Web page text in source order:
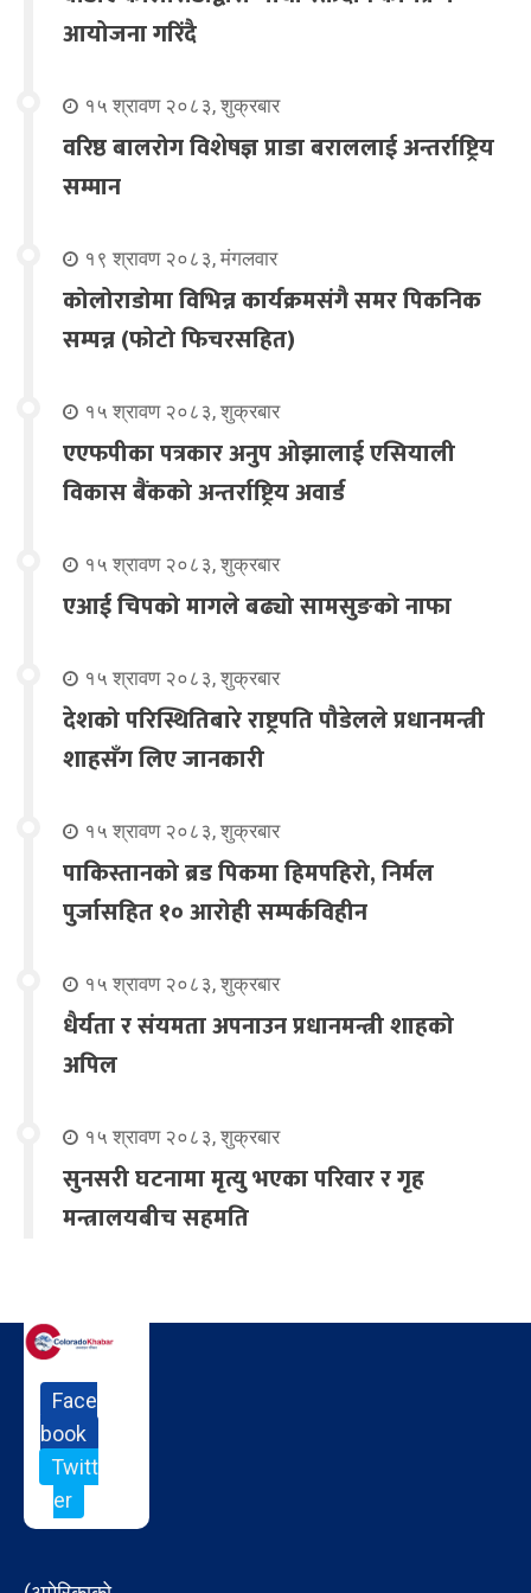
आयोजना गरिंदै
१५ श्रावण २०८३, शुक्रबार
वरिष्ठ बालरोग विशेषज्ञ प्राडा बराललाई अन्तर्राष्ट्रिय
सम्मान
१९ श्रावण २०८३, मंगलवार
कोलोराडोमा विभिन्न कार्यक्रमसंगै समर पिकनिक
सम्पन्न (फोटो फिचरसहित)
१५ श्रावण २०८३, शुक्रबार
एएफपीका पत्रकार अनुप ओझालाई एसियाली
विकास बैंकको अन्तर्राष्ट्रिय अवार्ड
१५ श्रावण २०८३, शुक्रबार
एआई चिपको मागले बढ्यो सामसुङको नाफा
१५ श्रावण २०८३, शुक्रबार
देशको परिस्थितिबारे राष्ट्रपति पौडेलले प्रधानमन्त्री
शाहसँग लिए जानकारी
१५ श्रावण २०८३, शुक्रबार
पाकिस्तानको ब्रड पिकमा हिमपहिरो, निर्मल
पुर्जासहित १० आरोही सम्पर्कविहीन
१५ श्रावण २०८३, शुक्रबार
धैर्यता र संयमता अपनाउन प्रधानमन्त्री शाहको
अपिल
१५ श्रावण २०८३, शुक्रबार
सुनसरी घटनामा मृत्यु भएका परिवार र गृह
मन्त्रालयबीच सहमति
Face
book
Twitt
er